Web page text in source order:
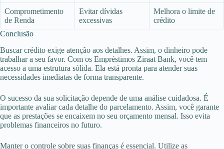
Comprometimento
de Renda
Evitar dívidas
excessivas
Melhora o limite de
crédito
Conclusão
Buscar crédito exige atenção aos detalhes. Assim, o dinheiro pode
trabalhar a seu favor. Com os Empréstimos Ziraat Bank, você tem
acesso a uma estrutura sólida. Ela está pronta para atender suas
necessidades imediatas de forma transparente.
O sucesso da sua solicitação depende de uma análise cuidadosa. É
importante avaliar cada detalhe do parcelamento. Assim, você garante
que as prestações se encaixem no seu orçamento mensal. Isso evita
problemas financeiros no futuro.
Manter o controle sobre suas finanças é essencial. Utilize as